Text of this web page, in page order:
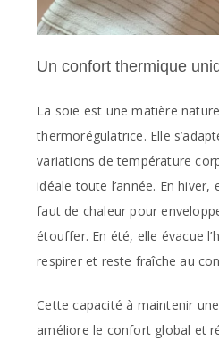
Un confort thermique
La soie est une matière
thermorégulatrice. Elle
variations de température
idéale toute l’année. En hiver,
faut de chaleur pour
étouffer. En été, elle évacue
respirer et reste fraîche au
Cette capacité à maintenir
améliore le confort global et